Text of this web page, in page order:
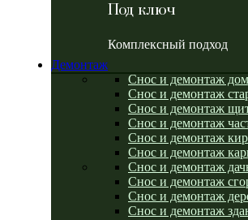
Под ключ
Комплексный подход
Демонтаж
Снос и демонтаж
Снос и демонтаж
Снос и демонтаж
Снос и демонтаж
Снос и демонтаж
Снос и демонтаж
Снос и демонтаж
Снос и демонтаж
Снос и демонтаж
Снос и демонтаж